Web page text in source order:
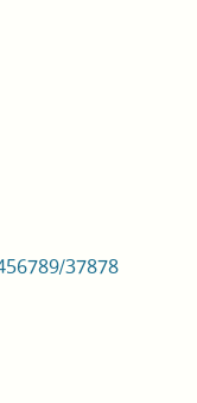
37878